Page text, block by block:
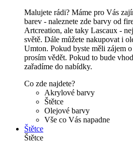
Malujete rádi? Máme pro Vás
barev - naleznete zde barvy od
Artcreation, ale taky Lascaux -
světě. Dále můžete nakupovat i
Umton. Pokud byste měli zájem
prosím vědět. Pokud to bude
zařadíme do nabídky.
Co zde najdete?
Akrylové barvy
Štětce
Olejové barvy
Vše co Vás napadne
Štětce
Štětce